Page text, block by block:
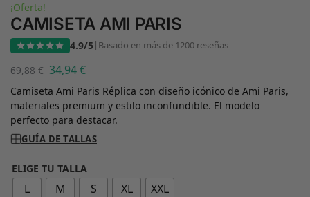
¡Oferta!
CAMISETA AMI PARIS
4.9/5| Basado en más de 1200 reseñas
69,88€ 34,94€
Camiseta Ami Paris Réplica con diseño icónico de Ami Paris,
materiales premium y estilo inconfundible. El modelo
perfecto para destacar.
GUÍA DE TALLAS
ELIGE TU TALLA
L M S XL XXL